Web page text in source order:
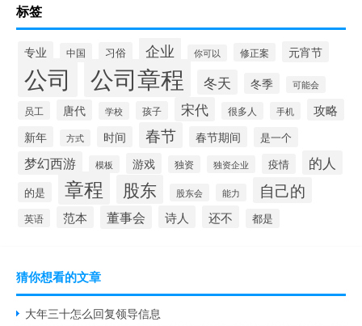
标签
专业 中国 习俗 企业 你可以 修正案 元宵节
公司 公司章程 冬天 冬季 可能会
员工 唐代 学校 孩子 宋代 很多人 手机 攻略
新年 方式 时间 春节 春节期间 是一个
梦幻西游 模板 游戏 独资 独资企业 疫情 的人
的是 章程 股东 股东会 能力 自己的
英语 范本 董事会 诗人 还不 都是
猜你想看的文章
大年三十怎么回复领导信息